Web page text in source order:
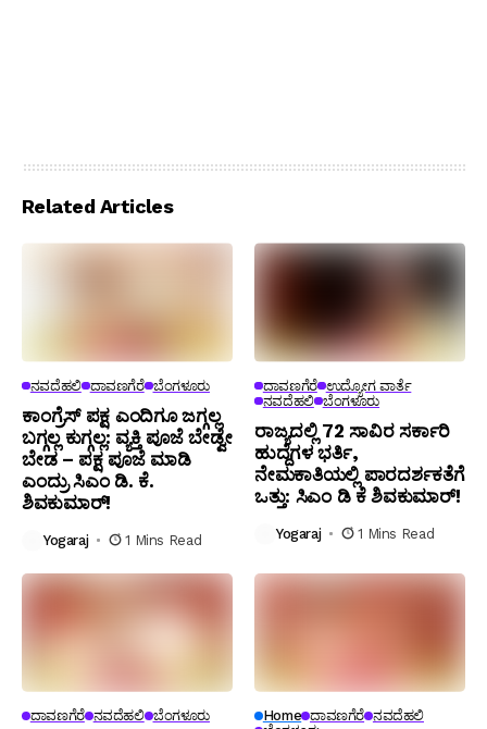
Related Articles
ನವದೆಹಲಿ ದಾವಣಗೆರೆ ಬೆಂಗಳೂರು
ಕಾಂಗ್ರೆಸ್ ಪಕ್ಷ ಎಂದಿಗೂ ಜಗ್ಗಲ್ಲ
ಬಗ್ಗಲ್ಲ ಕುಗ್ಗಲ್ಲ: ವ್ಯಕ್ತಿ ಪೂಜೆ ಬೇಡ್ವೇ
ಬೇಡ – ಪಕ್ಷ ಪೂಜೆ ಮಾಡಿ
ಎಂದ್ರು ಸಿಎಂ ಡಿ. ಕೆ.
ಶಿವಕುಮಾರ್!
Yogaraj 1 Mins Read
ದಾವಣಗೆರೆ ಉದ್ಯೋಗ ವಾರ್ತೆ
ನವದೆಹಲಿ ಬೆಂಗಳೂರು
ರಾಜ್ಯದಲ್ಲಿ 72 ಸಾವಿರ ಸರ್ಕಾರಿ
ಹುದ್ದೆಗಳ ಭರ್ತಿ,
ನೇಮಕಾತಿಯಲ್ಲಿ ಪಾರದರ್ಶಕತೆಗೆ
ಒತ್ತು: ಸಿಎಂ ಡಿ ಕೆ ಶಿವಕುಮಾರ್!
Yogaraj 1 Mins Read
ದಾವಣಗೆರೆ ನವದೆಹಲಿ ಬೆಂಗಳೂರು Home ದಾವಣಗೆರೆ ನವದೆಹಲಿ